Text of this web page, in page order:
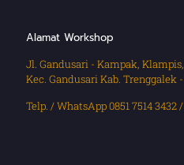
Alamat Workshop
Jl. Gandusari - Kampak,
Kec. Gandusari Kab. Trenggalek
Telp. / WhatsApp 0851 7514 3432